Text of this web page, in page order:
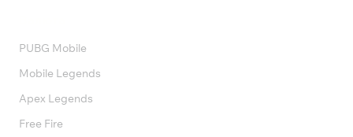
PUBG Mobile
Mobile Legends
Apex Legends
Free Fire